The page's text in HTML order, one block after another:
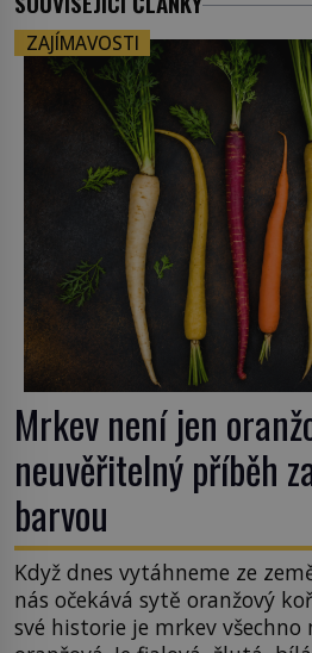
ZAJÍMAVOSTI
Mrkev není jen
neuvěřitelný příběh
barvou
Když dnes vytáhneme ze
nás očekává sytě oranžový
své historie je mrkev všechno